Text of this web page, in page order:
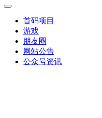
首码项目
游戏
朋友圈
网站公告
公众号资讯